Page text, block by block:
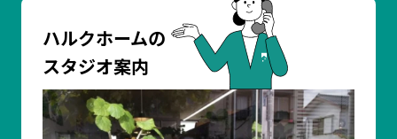
ハルクホームの
スタジオ案内